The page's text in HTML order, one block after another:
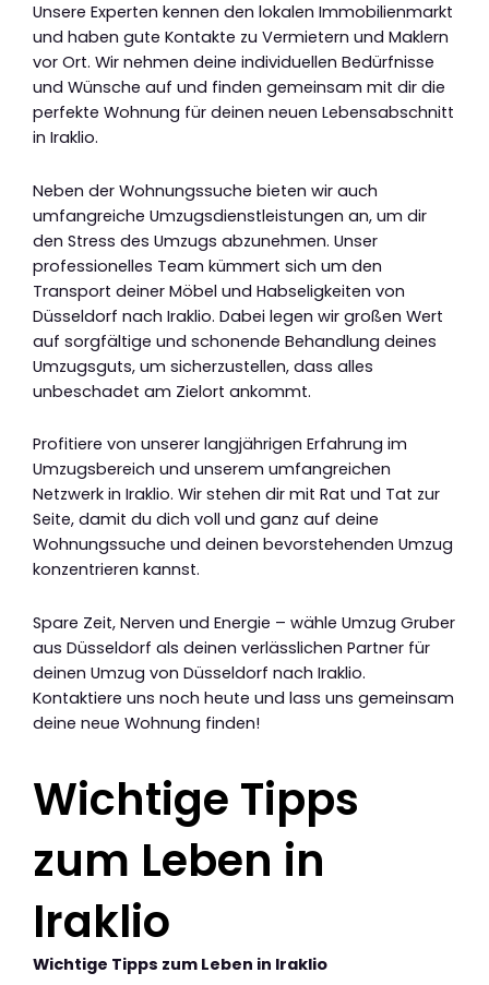
Unsere Experten kennen den lokalen Immobilienmarkt
und haben gute Kontakte zu Vermietern und Maklern
vor Ort. Wir nehmen deine individuellen Bedürfnisse
und Wünsche auf und finden gemeinsam mit dir die
perfekte Wohnung für deinen neuen Lebensabschnitt
in Iraklio.
Neben der Wohnungssuche bieten wir auch
umfangreiche Umzugsdienstleistungen an, um dir
den Stress des Umzugs abzunehmen. Unser
professionelles Team kümmert sich um den
Transport deiner Möbel und Habseligkeiten von
Düsseldorf nach Iraklio. Dabei legen wir großen Wert
auf sorgfältige und schonende Behandlung deines
Umzugsguts, um sicherzustellen, dass alles
unbeschadet am Zielort ankommt.
Profitiere von unserer langjährigen Erfahrung im
Umzugsbereich und unserem umfangreichen
Netzwerk in Iraklio. Wir stehen dir mit Rat und Tat zur
Seite, damit du dich voll und ganz auf deine
Wohnungssuche und deinen bevorstehenden Umzug
konzentrieren kannst.
Spare Zeit, Nerven und Energie – wähle Umzug Gruber
aus Düsseldorf als deinen verlässlichen Partner für
deinen Umzug von Düsseldorf nach Iraklio.
Kontaktiere uns noch heute und lass uns gemeinsam
deine neue Wohnung finden!
Wichtige Tipps
zum Leben in
Iraklio
Wichtige Tipps zum Leben in Iraklio